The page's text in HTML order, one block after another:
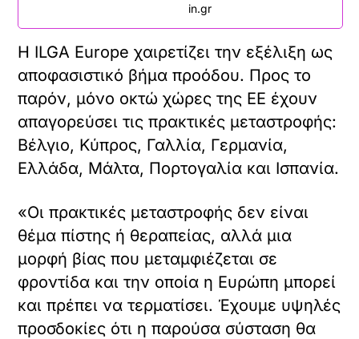
in.gr
Η ΙLGA Europe χαιρετίζει την εξέλιξη ως
αποφασιστικό βήμα προόδου. Προς το
παρόν, μόνο οκτώ χώρες της ΕΕ έχουν
απαγορεύσει τις πρακτικές μεταστροφής:
Βέλγιο, Κύπρος, Γαλλία, Γερμανία,
Ελλάδα, Μάλτα, Πορτογαλία και Ισπανία.
«Οι πρακτικές μεταστροφής δεν είναι
θέμα πίστης ή θεραπείας, αλλά μια
μορφή βίας που μεταμφιέζεται σε
φροντίδα και την οποία η Ευρώπη μπορεί
και πρέπει να τερματίσει. Έχουμε υψηλές
προσδοκίες ότι η παρούσα σύσταση θα